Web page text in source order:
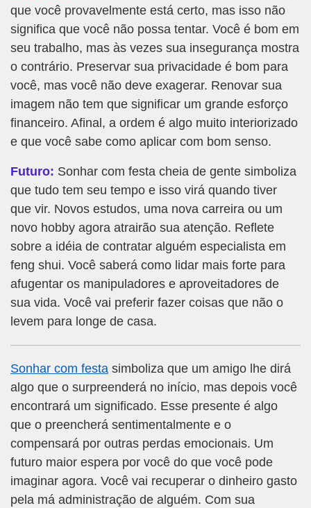
que você provavelmente está certo, mas isso não
significa que você não possa tentar. Você é bom em
seu trabalho, mas às vezes sua insegurança mostra
o contrário. Preservar sua privacidade é bom para
você, mas você não deve exagerar. Renovar sua
imagem não tem que significar um grande esforço
financeiro. Afinal, a ordem é algo muito interiorizado
e que você sabe como aplicar com bom senso.
Futuro: Sonhar com festa cheia de gente simboliza
que tudo tem seu tempo e isso virá quando tiver
que vir. Novos estudos, uma nova carreira ou um
novo hobby agora atrairão sua atenção. Reflete
sobre a idéia de contratar alguém especialista em
feng shui. Você saberá como lidar mais forte para
afugentar os manipuladores e aproveitadores de
sua vida. Você vai preferir fazer coisas que não o
levem para longe de casa.
Sonhar com festa simboliza que um amigo lhe dirá
algo que o surpreenderá no início, mas depois você
encontrará um significado. Esse presente é algo
que o preencherá sentimentalmente e o
compensará por outras perdas emocionais. Um
futuro maior espera por você do que você pode
imaginar agora. Você vai recuperar o dinheiro gasto
pela má administração de alguém. Com sua